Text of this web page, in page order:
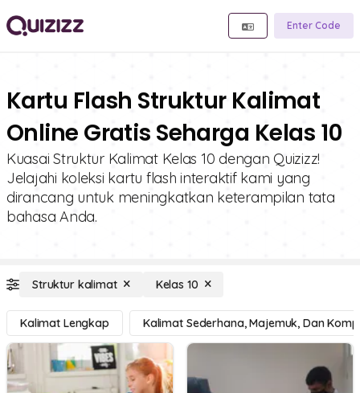
Enter Code
Kartu Flash Struktur Kalimat
Online Gratis Seharga Kelas 10
Kuasai Struktur Kalimat Kelas 10 dengan Quizizz!
Jelajahi koleksi kartu flash interaktif kami yang
dirancang untuk meningkatkan keterampilan tata
bahasa Anda.
Struktur kalimat Kelas 10
Kalimat Lengkap Kalimat Sederhana, Majemuk, Dan